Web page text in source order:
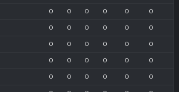
0 0 0 0 0 0
0 0 0 0 0 0
0 0 0 0 0 0
0 0 0 0 0 0
0 0 0 0 0 0